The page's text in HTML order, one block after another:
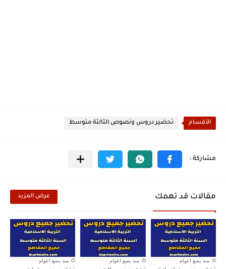
الأقسام تحضير دروس ونصوص الثالثة متوسط
مقالات قد تهمك عرض المزيد
منذ بضع اعوام منذ بضع اعوام منذ بضع اعوام